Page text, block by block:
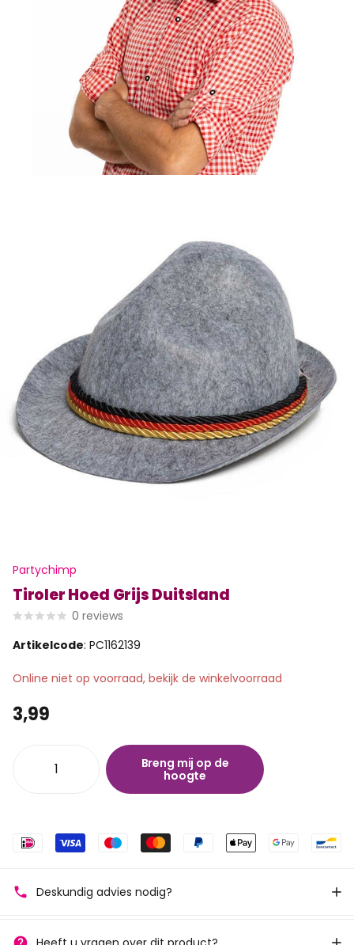
Partychimp
Tiroler Hoed Grijs Duitsland
0 reviews
Artikelcode: PC1162139
Online niet op voorraad, bekijk de winkelvoorraad
3,99
Breng mij op de
hoogte
Deskundig advies nodig?